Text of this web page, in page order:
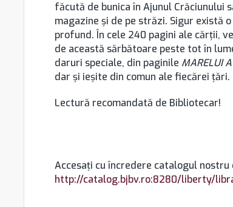
făcută de bunica în Ajunul Crăciunului
magazine și de pe străzi. Sigur există
profund. În cele 240 pagini ale cărţii,
de această sărbătoare peste tot în
daruri speciale, din paginile MARELUI
dar și ieșite din comun ale fiecărei țări.
Lectură recomandată de Bibliotecar!
Accesaţi cu încredere catalogul
http://catalog.bjbv.ro:8280/liberty/